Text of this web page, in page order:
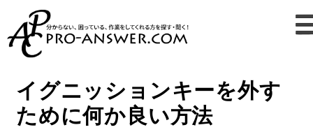
イグニッションキーを外す
ために何か良い方法